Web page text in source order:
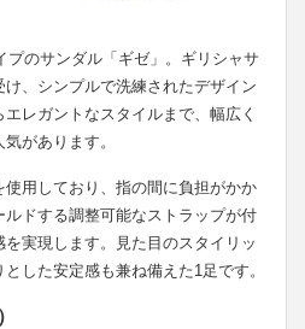
プのサンダル「ギゼ」。ギリシャサ
、シンプルで洗練されたデザイン
レガントなスタイルまで、幅広く
があります。
使用しており、指の間に負担がかか
ドする調整可能なストラップが付
実現します。見た目のスタイリッ
した安定感も兼ね備えた1足です。